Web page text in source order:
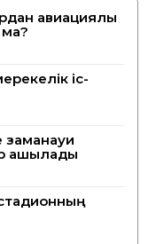
авиациялық
іс-
заманауи
ашылады